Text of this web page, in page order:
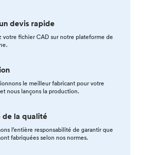
devis rapide
votre fichier CAD sur notre plateforme de
le meilleur fabricant pour votre
nous lançons la production.
de la qualité
l’entière responsabilité de garantir que
fabriquées selon nos normes.